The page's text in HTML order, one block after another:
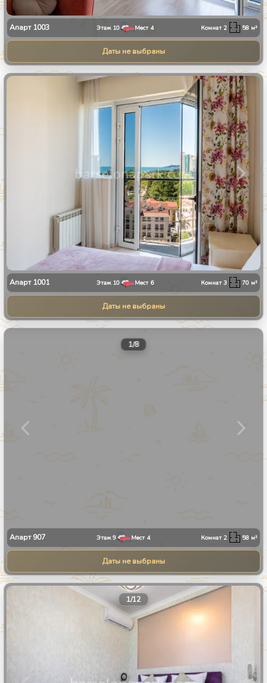
Апарт 1003 Этаж 10 Мест 4 Комнат2 58 м²
Даты не выбраны
Апарт 1001 Этаж 10 Мест 6 Комнат3 70 м²
Даты не выбраны
1/8
Апарт907 Этаж9 Мест 4 Комнат2 58 м²
Даты не выбраны
1/12